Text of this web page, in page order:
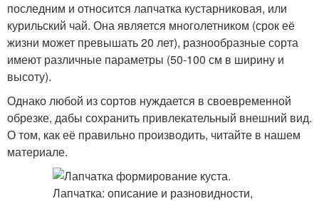
последним и относится лапчатка кустарниковая, или
курильский чай. Она является многолетником (срок её
жизни может превышать 20 лет), разнообразные сорта
имеют различные параметры (50-100 см в ширину и
высоту).
Однако любой из сортов нуждается в своевременной
обрезке, дабы сохранить привлекательный внешний вид.
О том, как её правильно производить, читайте в нашем
материале.